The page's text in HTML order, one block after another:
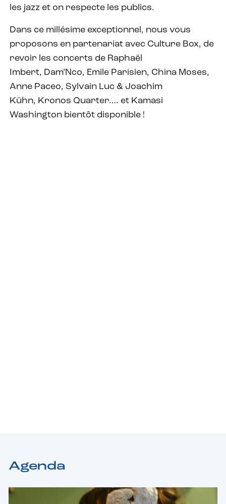
les jazz et on respecte les publics.
Dans ce millésime exceptionnel, nous vous
proposons en partenariat avec Culture Box, de
revoir les concerts de Raphaël
Imbert, Dam’Nco, Emile Parisien, China Moses,
Anne Paceo, Sylvain Luc & Joachim
Kühn, Kronos Quarter…. et Kamasi
Washington bientôt disponible !
Agenda